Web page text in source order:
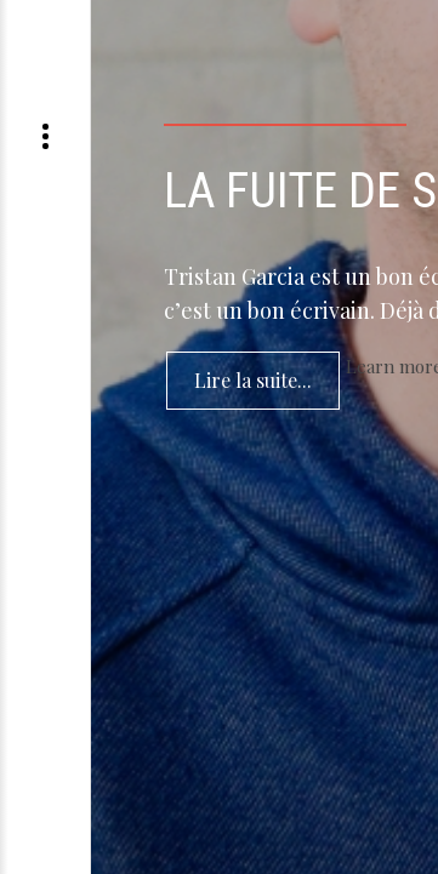
LA FUITE DE
Tristan Garcia est un bon
c’est un bon écrivain.
Lire la suite...
Learn